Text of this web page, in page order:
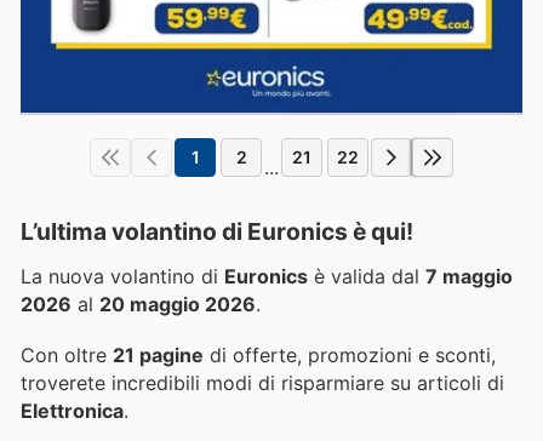
1 2 ... 21 22
L’ultima volantino di Euronics è qui!
La nuova volantino di Euronics è valida dal 7 maggio
2026 al 20 maggio 2026.
Con oltre 21 pagine di offerte, promozioni e sconti,
troverete incredibili modi di risparmiare su articoli di
Elettronica.